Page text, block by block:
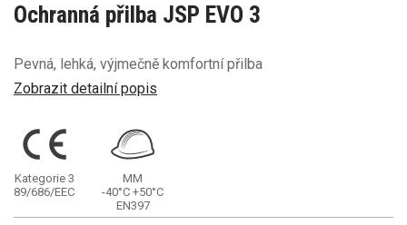
Ochranná přilba JSP EVO 3
Pevná, lehká, výjmečně komfortní přilba
Zobrazit detailní popis
Kategorie 3
89/686/EEC
MM
-40°C +50°C
EN397